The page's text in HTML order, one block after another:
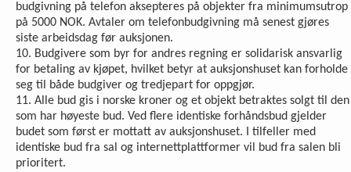
budgivning på telefon aksepteres på objekter fra minimumsutrop
på 5000 NOK. Avtaler om telefonbud­givning må senest gjøres
siste arbeidsdag før auksjonen.
10. Budgivere som byr for andres regning er solidarisk ansvarlig
for betaling av kjøpet, hvilket betyr at auksjonshuset kan forholde
seg til både budgiver og tredjepart for oppgjør.
11. Alle bud gis i norske kroner og et objekt betraktes solgt til den
som har høyeste bud. Ved flere identiske forhåndsbud gjelder
budet som først er mottatt av auksjonshuset. I tilfeller med
identiske bud fra sal og internettplattformer vil bud fra salen bli
prioritert.